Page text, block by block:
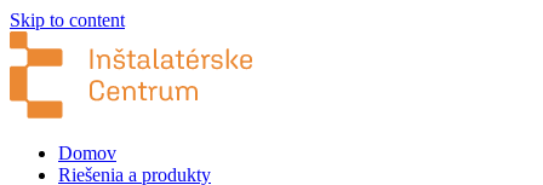
Skip to content
Domov
Riešenia a produkty